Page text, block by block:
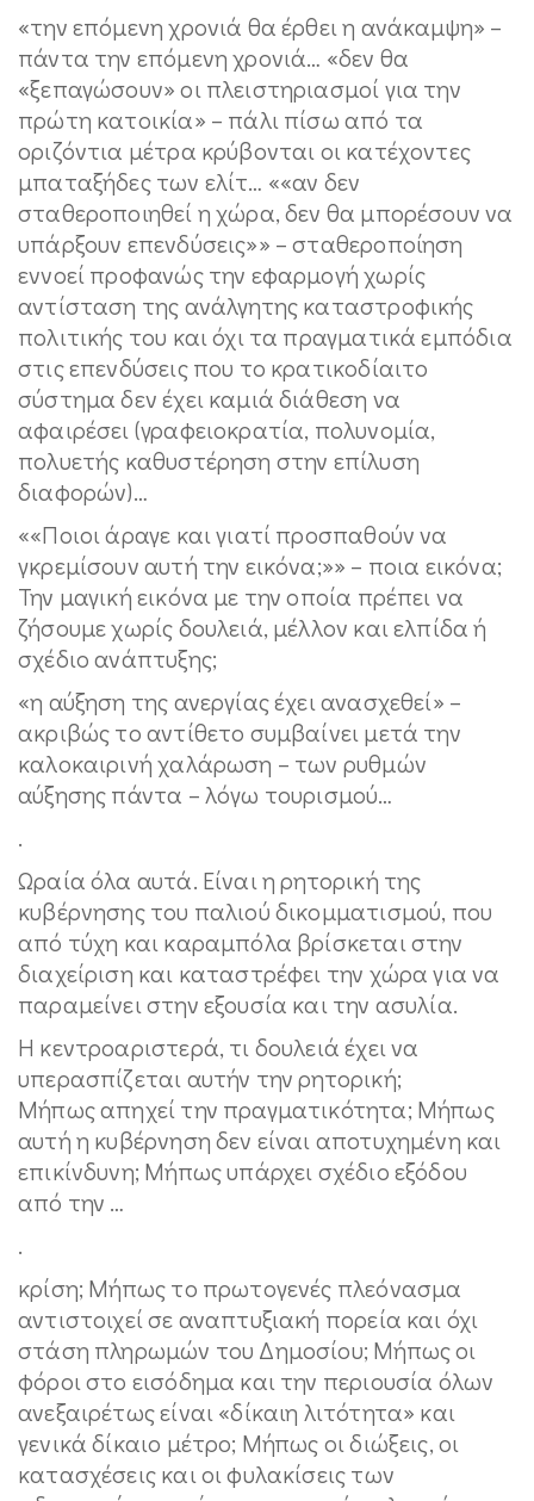
«την επόμενη χρονιά θα έρθει η ανάκαμψη» –
πάντα την επόμενη χρονιά… «δεν θα
«ξεπαγώσουν» οι πλειστηριασμοί για την
πρώτη κατοικία» – πάλι πίσω από τα
οριζόντια μέτρα κρύβονται οι κατέχοντες
μπαταξήδες των ελίτ… ««αν δεν
σταθεροποιηθεί η χώρα, δεν θα μπορέσουν να
υπάρξουν επενδύσεις»» – σταθεροποίηση
εννοεί προφανώς την εφαρμογή χωρίς
αντίσταση της ανάλγητης καταστροφικής
πολιτικής του και όχι τα πραγματικά εμπόδια
στις επενδύσεις που το κρατικοδίαιτο
σύστημα δεν έχει καμιά διάθεση να
αφαιρέσει (γραφειοκρατία, πολυνομία,
πολυετής καθυστέρηση στην επίλυση
διαφορών)…
««Ποιοι άραγε και γιατί προσπαθούν να
γκρεμίσουν αυτή την εικόνα;»» – ποια εικόνα;
Την μαγική εικόνα με την οποία πρέπει να
ζήσουμε χωρίς δουλειά, μέλλον και ελπίδα ή
σχέδιο ανάπτυξης;
«η αύξηση της ανεργίας έχει ανασχεθεί» –
ακριβώς το αντίθετο συμβαίνει μετά την
καλοκαιρινή χαλάρωση – των ρυθμών
αύξησης πάντα – λόγω τουρισμού…
.
Ωραία όλα αυτά. Είναι η ρητορική της
κυβέρνησης του παλιού δικομματισμού, που
από τύχη και καραμπόλα βρίσκεται στην
διαχείριση και καταστρέφει την χώρα για να
παραμείνει στην εξουσία και την ασυλία.
Η κεντροαριστερά, τι δουλειά έχει να
υπερασπίζεται αυτήν την ρητορική;
Μήπως απηχεί την πραγματικότητα; Μήπως
αυτή η κυβέρνηση δεν είναι αποτυχημένη και
επικίνδυνη; Μήπως υπάρχει σχέδιο εξόδου
από την …
.
κρίση; Μήπως το πρωτογενές πλεόνασμα
αντιστοιχεί σε αναπτυξιακή πορεία και όχι
στάση πληρωμών του Δημοσίου; Μήπως οι
φόροι στο εισόδημα και την περιουσία όλων
ανεξαιρέτως είναι «δίκαιη λιτότητα» και
γενικά δίκαιο μέτρο; Μήπως οι διώξεις, οι
κατασχέσεις και οι φυλακίσεις των